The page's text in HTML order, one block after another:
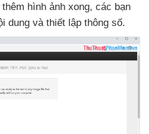
thêm hình ảnh xong, các bạn
dung và thiết lập thông số.